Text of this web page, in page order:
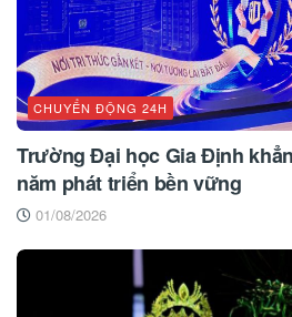
CHUYỂN ĐỘNG 24H
Trường Đại học Gia Định
năm phát triển bền vững
01/08/2026